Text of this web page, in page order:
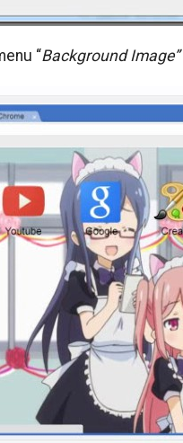
“Background Image”